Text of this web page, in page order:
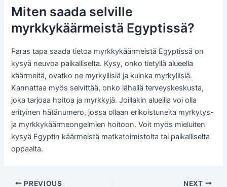
Miten saada selville
myrkkykäärmeistä Egyptissä?
Paras tapa saada tietoa myrkkykäärmeistä Egyptissä on
kysyä neuvoa paikalliselta. Kysy, onko tietyllä alueella
käärmeitä, ovatko ne myrkyllisiä ja kuinka myrkyllisiä.
Kannattaa myös selvittää, onko lähellä terveyskeskusta,
joka tarjoaa hoitoa ja myrkkyjä. Joillakin alueilla voi olla
erityinen hätänumero, jossa ollaan erikoistuneita myrkytys-
ja myrkkykäärmeongelmien hoitoon. Voit myös mieluiten
kysyä Egyptin käärmeistä matkatoimistolta tai paikalliselta
oppaalta.
Post PREVIOUS NEXT